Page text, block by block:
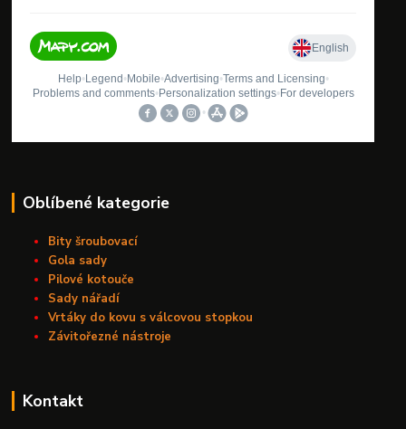
Oblíbené kategorie
Bity šroubovací
Gola sady
Pilové kotouče
Sady nářadí
Vrtáky do kovu s válcovou stopkou
Závitořezné nástroje
Kontakt